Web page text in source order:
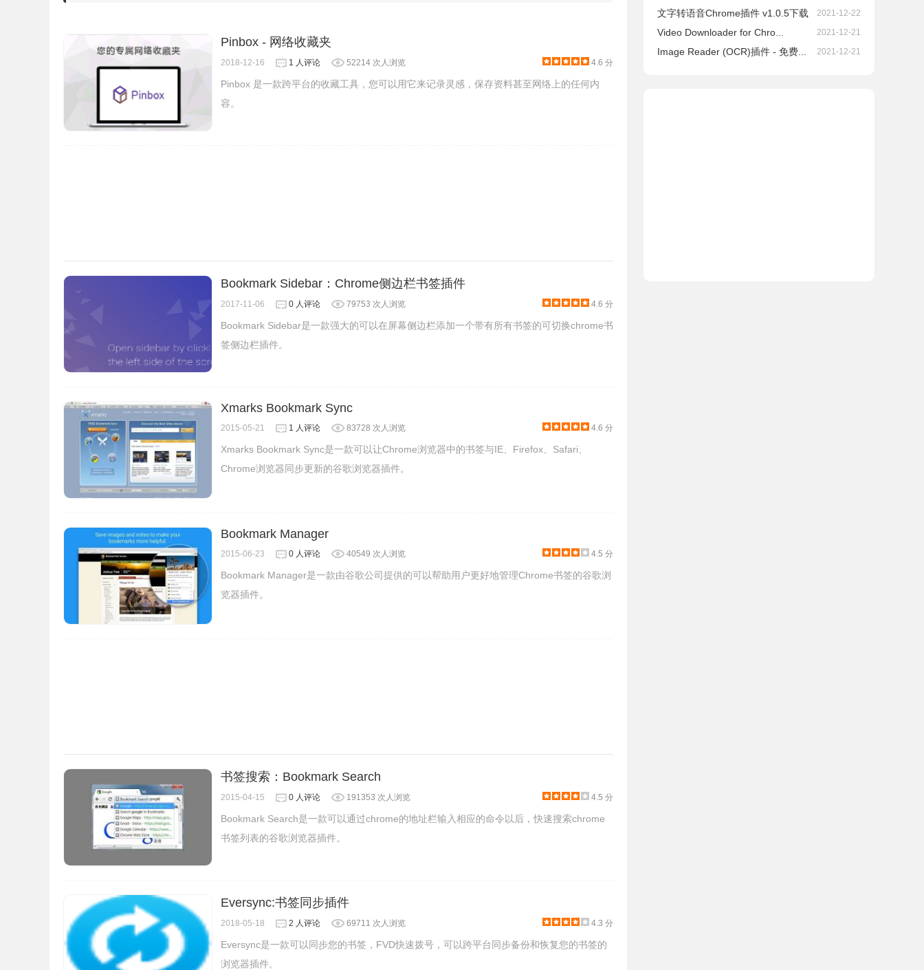
4.在Bookmarks Tagger插件的设置界面中，用户可以看到已经添加的所有书签列表，并通过该界面中的添加、删
除和搜索按钮，对已经添加的书签进行管理和搜索，如图所示：
Bookmarks Tagger的注意事项
史记录冲突地显示在chrome的地址栏下方。
2.用户可以通过Bookmarks Tagger插件的设置界面，方便地对已经添加的书签进行管理。
Bookmarks Tagger的联系方式
Pinbox - 网络收藏夹
2018-12-16 1 人评论 52214 次人浏览 4.6 分
Pinbox 是一款跨平台的收藏工具，您可以用它来记录灵感，保存资料甚至网络上的任何内
容。
Bookmark Sidebar：Chrome侧边栏书签插件
2017-11-06 0 人评论 79753 次人浏览 4.6 分
Bookmark Sidebar是一款强大的可以在屏幕侧边栏添加一个带有所有书签的可切换chrome书
签侧边栏插件。
Xmarks Bookmark Sync
2015-05-21 1 人评论 83728 次人浏览 4.6 分
Xmarks Bookmark Sync是一款可以让Chrome浏览器中的书签与IE、Firefox、Safari、
Chrome浏览器同步更新的谷歌浏览器插件。
Bookmark Manager
2015-06-23 0 人评论 40549 次人浏览 4.5 分
Bookmark Manager是一款由谷歌公司提供的可以帮助用户更好地管理Chrome书签的谷歌浏
览器插件。
书签搜索：Bookmark Search
2015-04-15 0 人评论 191353 次人浏览 4.5 分
Bookmark Search是一款可以通过chrome的地址栏输入相应的命令以后，快速搜索chrome
书签列表的谷歌浏览器插件。
Eversync:书签同步插件
2018-05-18 2 人评论 69711 次人浏览 4.3 分
Eversync是一款可以同步您的书签，FVD快速拨号，可以跨平台同步备份和恢复您的书签的
浏览器插件。
文字转语音Chrome插件 v1.0.5下载 2021-12-22
Video Downloader for Chro... 2021-12-21
Image Reader (OCR)插件 - 免费... 2021-12-21